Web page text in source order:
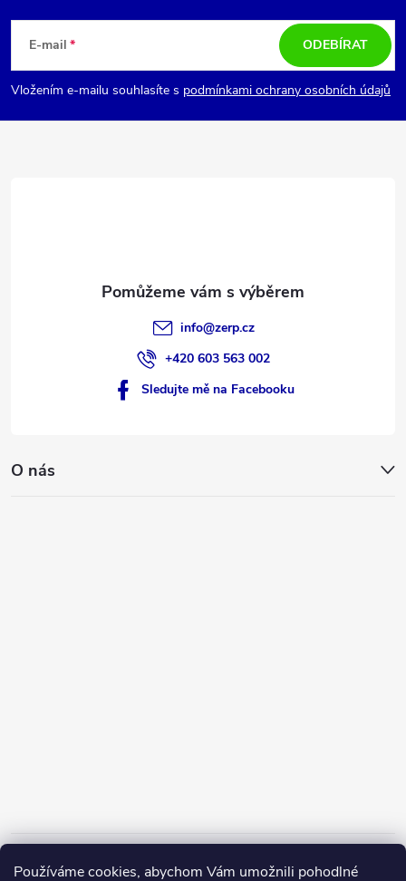
Používáme cookies, abychom Vám umožnili pohodlné
p
a
E-mail
Vložením e-mailu souhlasíte s podmínkami ochrany osobních údajů
ODEBÍRAT
info@zerp.cz
+420 603 563 002
Sledujte mě na Facebooku
O nás